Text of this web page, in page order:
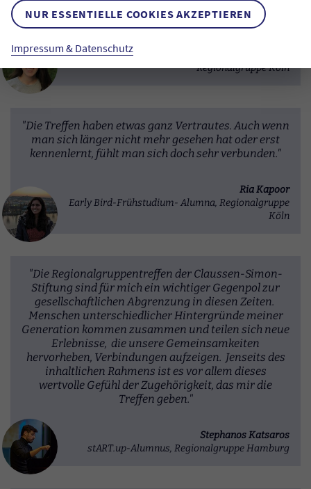
NUR ESSENTIELLE COOKIES AKZEPTIEREN
Impressum & Datenschutz
unserer Zusammenkünfte bedanken!"
B-MINT-Alumna, Master Plus-Stipendiatin,
Regionalgruppe Köln
"Die Treffen haben etwas ganz Vertrautes. Auch wenn
man sich länger nicht mehr gesehen hat oder erst
kennenlernt, fühlt man sich doch sehr verbunden."
Ria Kapoor
Early Bird-Frühstudium- Alumna, Regionalgruppe
Köln
"Die Regionalgruppentreffen der Claussen-Simon-
Stiftung sind für mich ein wichtiger Gegenpol zur
gesellschaftlichen Abgrenzung in diesen Zeiten.
Menschen unterschiedlicher Hintergründe meiner
Generation kommen zusammen und teilen sich neue
Erlebnisse, die unsere Gemeinsamkeiten
hervorheben, Verbindungen aufzeigen. Jenseits des
inhaltlichen Rahmens ist es vor allem dieses
wertvolle Gefühl der Zugehörigkeit, das mir die
Treffen geben."
Stephanos Katsaros
stART.up-Alumnus, Regionalgruppe Hamburg